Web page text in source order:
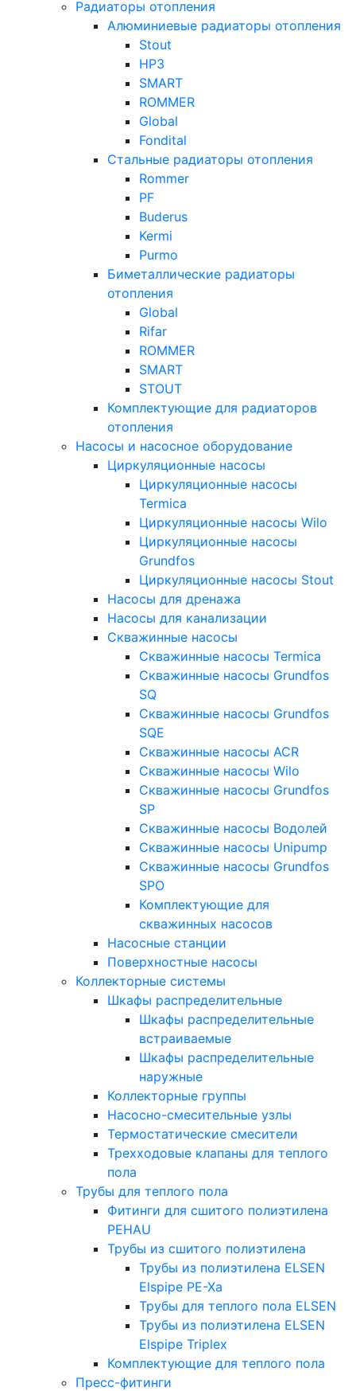
Радиаторы отопления
Алюминиевые радиаторы отопления
Stout
НРЗ
SMART
ROMMER
Global
Fondital
Стальные радиаторы отопления
Rommer
PF
Buderus
Kermi
Purmo
Биметаллические радиаторы
отопления
Global
Rifar
ROMMER
SMART
STOUT
Комплектующие для радиаторов
отопления
Насосы и насосное оборудование
Циркуляционные насосы
Циркуляционные насосы
Termica
Циркуляционные насосы Wilo
Циркуляционные насосы
Grundfos
Циркуляционные насосы Stout
Насосы для дренажа
Насосы для канализации
Скважинные насосы
Скважинные насосы Termica
Скважинные насосы Grundfos
SQ
Скважинные насосы Grundfos
SQE
Скважинные насосы ACR
Скважинные насосы Wilo
Скважинные насосы Grundfos
SP
Скважинные насосы Водолей
Скважинные насосы Unipump
Скважинные насосы Grundfos
SPO
Комплектующие для
скважинных насосов
Насосные станции
Поверхностные насосы
Коллекторные системы
Шкафы распределительные
Шкафы распределительные
встраиваемые
Шкафы распределительные
наружные
Коллекторные группы
Насосно-смесительные узлы
Термостатические смесители
Трехходовые клапаны для теплого
пола
Трубы для теплого пола
Фитинги для сшитого полиэтилена
PEHAU
Трубы из сшитого полиэтилена
Трубы из полиэтилена ELSEN
Elspipe PE-Xa
Трубы для теплого пола ELSEN
Трубы из полиэтилена ELSEN
Elspipe Triplex
Комплектующие для теплого пола
Пресс-фитинги